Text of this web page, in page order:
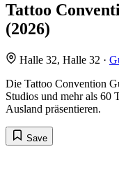
Tattoo
(2026)
Halle 32, Halle 32 ·
Die Tattoo Convention
Studios und mehr als 60
Ausland präsentieren.
Save